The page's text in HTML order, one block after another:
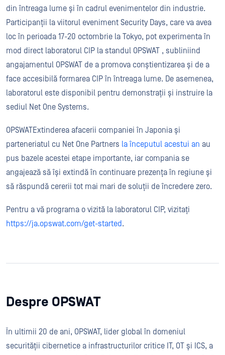
din întreaga lume și în cadrul evenimentelor din industrie.
Participanții la viitorul eveniment Security Days, care va avea
loc în perioada 17-20 octombrie la Tokyo, pot experimenta în
mod direct laboratorul CIP la standul OPSWAT , subliniind
angajamentul OPSWAT de a promova conștientizarea și de a
face accesibilă formarea CIP în întreaga lume. De asemenea,
laboratorul este disponibil pentru demonstrații și instruire la
sediul Net One Systems.
OPSWATExtinderea afacerii companiei în Japonia și
parteneriatul cu Net One Partners la începutul acestui an au
pus bazele acestei etape importante, iar compania se
angajează să își extindă în continuare prezența în regiune și
să răspundă cererii tot mai mari de soluții de încredere zero.
Pentru a vă programa o vizită la laboratorul CIP, vizitați
https://ja.opswat.com/get-started.
Despre OPSWAT
În ultimii 20 de ani, OPSWAT, lider global în domeniul
securității cibernetice a infrastructurilor critice IT, OT și ICS, a